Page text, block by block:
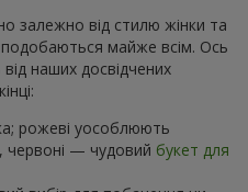
залежно від стилю жінки та
подобаються майже всім. Ось
від наших досвідчених
рожеві уособлюють
червоні — чудовий букет для